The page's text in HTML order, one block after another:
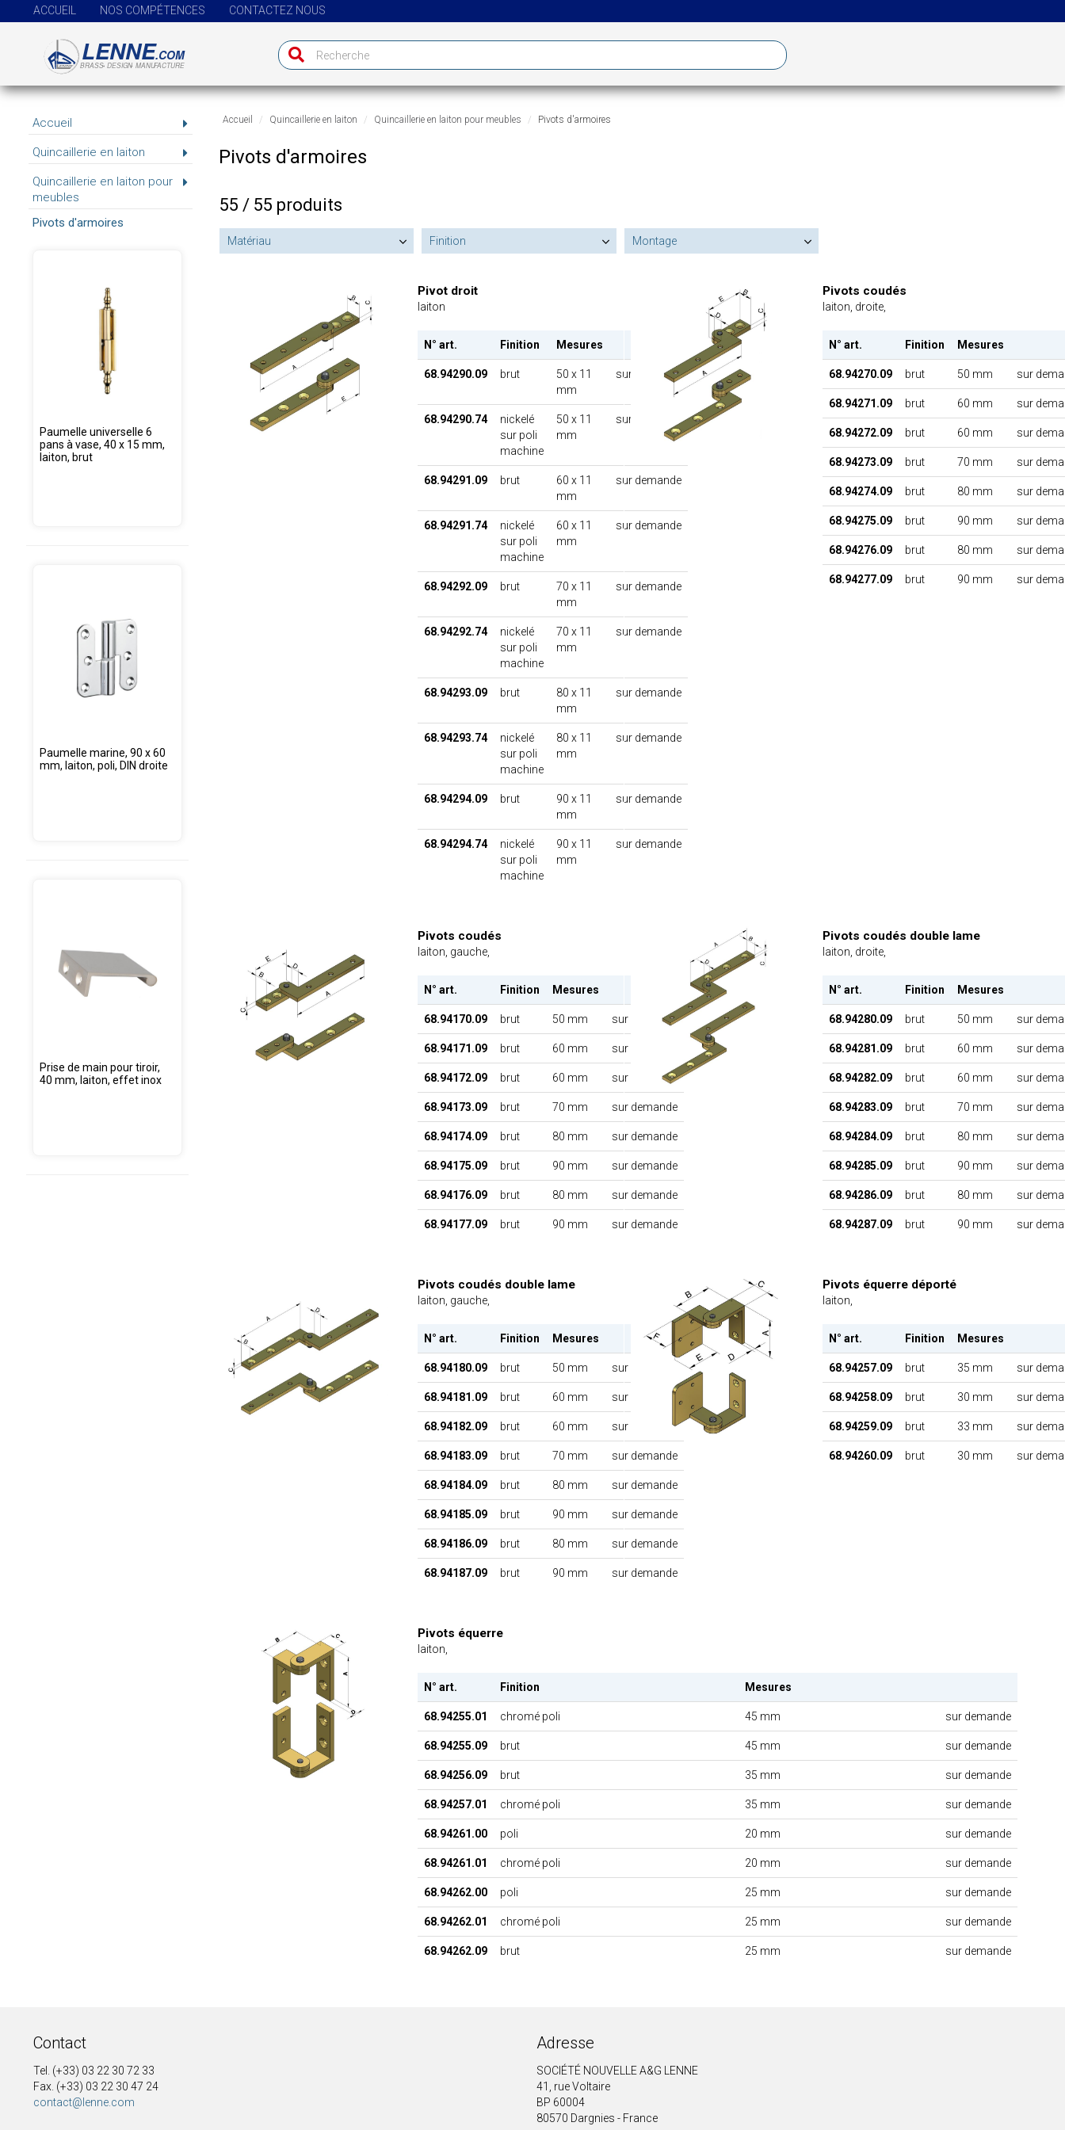
ACCUEIL NOS COMPÉTENCES CONTACTEZ NOUS
Accueil
Quincaillerie en laiton
Quincaillerie en laiton pour
meubles
Pivots d'armoires
Paumelle universelle 6
pans à vase, 40 x 15 mm,
laiton, brut
Paumelle marine, 90 x 60
mm, laiton, poli, DIN droite
Prise de main pour tiroir,
40 mm, laiton, effet inox
Accueil Quincaillerie en laiton Quincaillerie en laiton pour meubles Pivots d'armoires
Pivots d'armoires
55 / 55 produits
Matériau Finition Montage
Pivot droit
laiton
N° art. Finition Mesures
68.94290.09 brut
50 x 11
mm
sur demande
68.94290.74
nickelé
sur poli
machine
50 x 11
mm
sur demande
68.94291.09 brut
60 x 11
mm
sur demande
68.94291.74
nickelé
sur poli
machine
60 x 11
mm
sur demande
68.94292.09 brut
70 x 11
mm
sur demande
68.94292.74
nickelé
sur poli
machine
70 x 11
mm
sur demande
68.94293.09 brut
80 x 11
mm
sur demande
68.94293.74
nickelé
sur poli
machine
80 x 11
mm
sur demande
68.94294.09 brut
90 x 11
mm
sur demande
68.94294.74
nickelé
sur poli
machine
90 x 11
mm
sur demande
Pivots coudés
laiton, droite,
N° art. Finition Mesures
68.94270.09 brut 50 mm sur
68.94271.09 brut 60 mm sur
68.94272.09 brut 60 mm sur
68.94273.09 brut 70 mm sur
68.94274.09 brut 80 mm sur
68.94275.09 brut 90 mm sur
68.94276.09 brut 80 mm sur
68.94277.09 brut 90 mm sur
Pivots coudés
laiton, gauche,
N° art. Finition Mesures
68.94170.09 brut 50 mm sur demande
68.94171.09 brut 60 mm sur demande
68.94172.09 brut 60 mm sur demande
68.94173.09 brut 70 mm sur demande
68.94174.09 brut 80 mm sur demande
68.94175.09 brut 90 mm sur demande
68.94176.09 brut 80 mm sur demande
68.94177.09 brut 90 mm sur demande
Pivots coudés double lame
laiton, droite,
N° art. Finition Mesures
68.94280.09 brut 50 mm sur
68.94281.09 brut 60 mm sur
68.94282.09 brut 60 mm sur
68.94283.09 brut 70 mm sur
68.94284.09 brut 80 mm sur
68.94285.09 brut 90 mm sur
68.94286.09 brut 80 mm sur
68.94287.09 brut 90 mm sur
Pivots coudés double lame
laiton, gauche,
N° art. Finition Mesures
68.94180.09 brut 50 mm sur demande
68.94181.09 brut 60 mm sur demande
68.94182.09 brut 60 mm sur demande
68.94183.09 brut 70 mm sur demande
68.94184.09 brut 80 mm sur demande
68.94185.09 brut 90 mm sur demande
68.94186.09 brut 80 mm sur demande
68.94187.09 brut 90 mm sur demande
Pivots équerre déporté
laiton,
N° art. Finition Mesures
68.94257.09 brut 35 mm sur
68.94258.09 brut 30 mm sur
68.94259.09 brut 33 mm sur
68.94260.09 brut 30 mm sur
Pivots équerre
laiton,
N° art. Finition Mesures
68.94255.01 chromé poli 45 mm sur demande
68.94255.09 brut 45 mm sur demande
68.94256.09 brut 35 mm sur demande
68.94257.01 chromé poli 35 mm sur demande
68.94261.00 poli 20 mm sur demande
68.94261.01 chromé poli 20 mm sur demande
68.94262.00 poli 25 mm sur demande
68.94262.01 chromé poli 25 mm sur demande
68.94262.09 brut 25 mm sur demande
Contact
Tel. (+33) 03 22 30 72 33
Fax. (+33) 03 22 30 47 24
contact@lenne.com
Adresse
SOCIÉTÉ NOUVELLE A&G LENNE
41, rue Voltaire
BP 60004
80570 Dargnies - France